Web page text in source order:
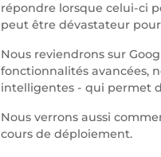
répondre lorsque celui-ci
peut être dévastateur
Nous reviendrons sur
fonctionnalités avancées,
intelligentes - qui permet
Nous verrons aussi
cours de déploiement.